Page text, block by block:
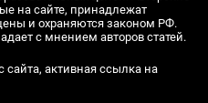
на сайте, принадлежат
и охраняются законом РФ.
с мнением авторов статей.
сайта, активная ссылка на